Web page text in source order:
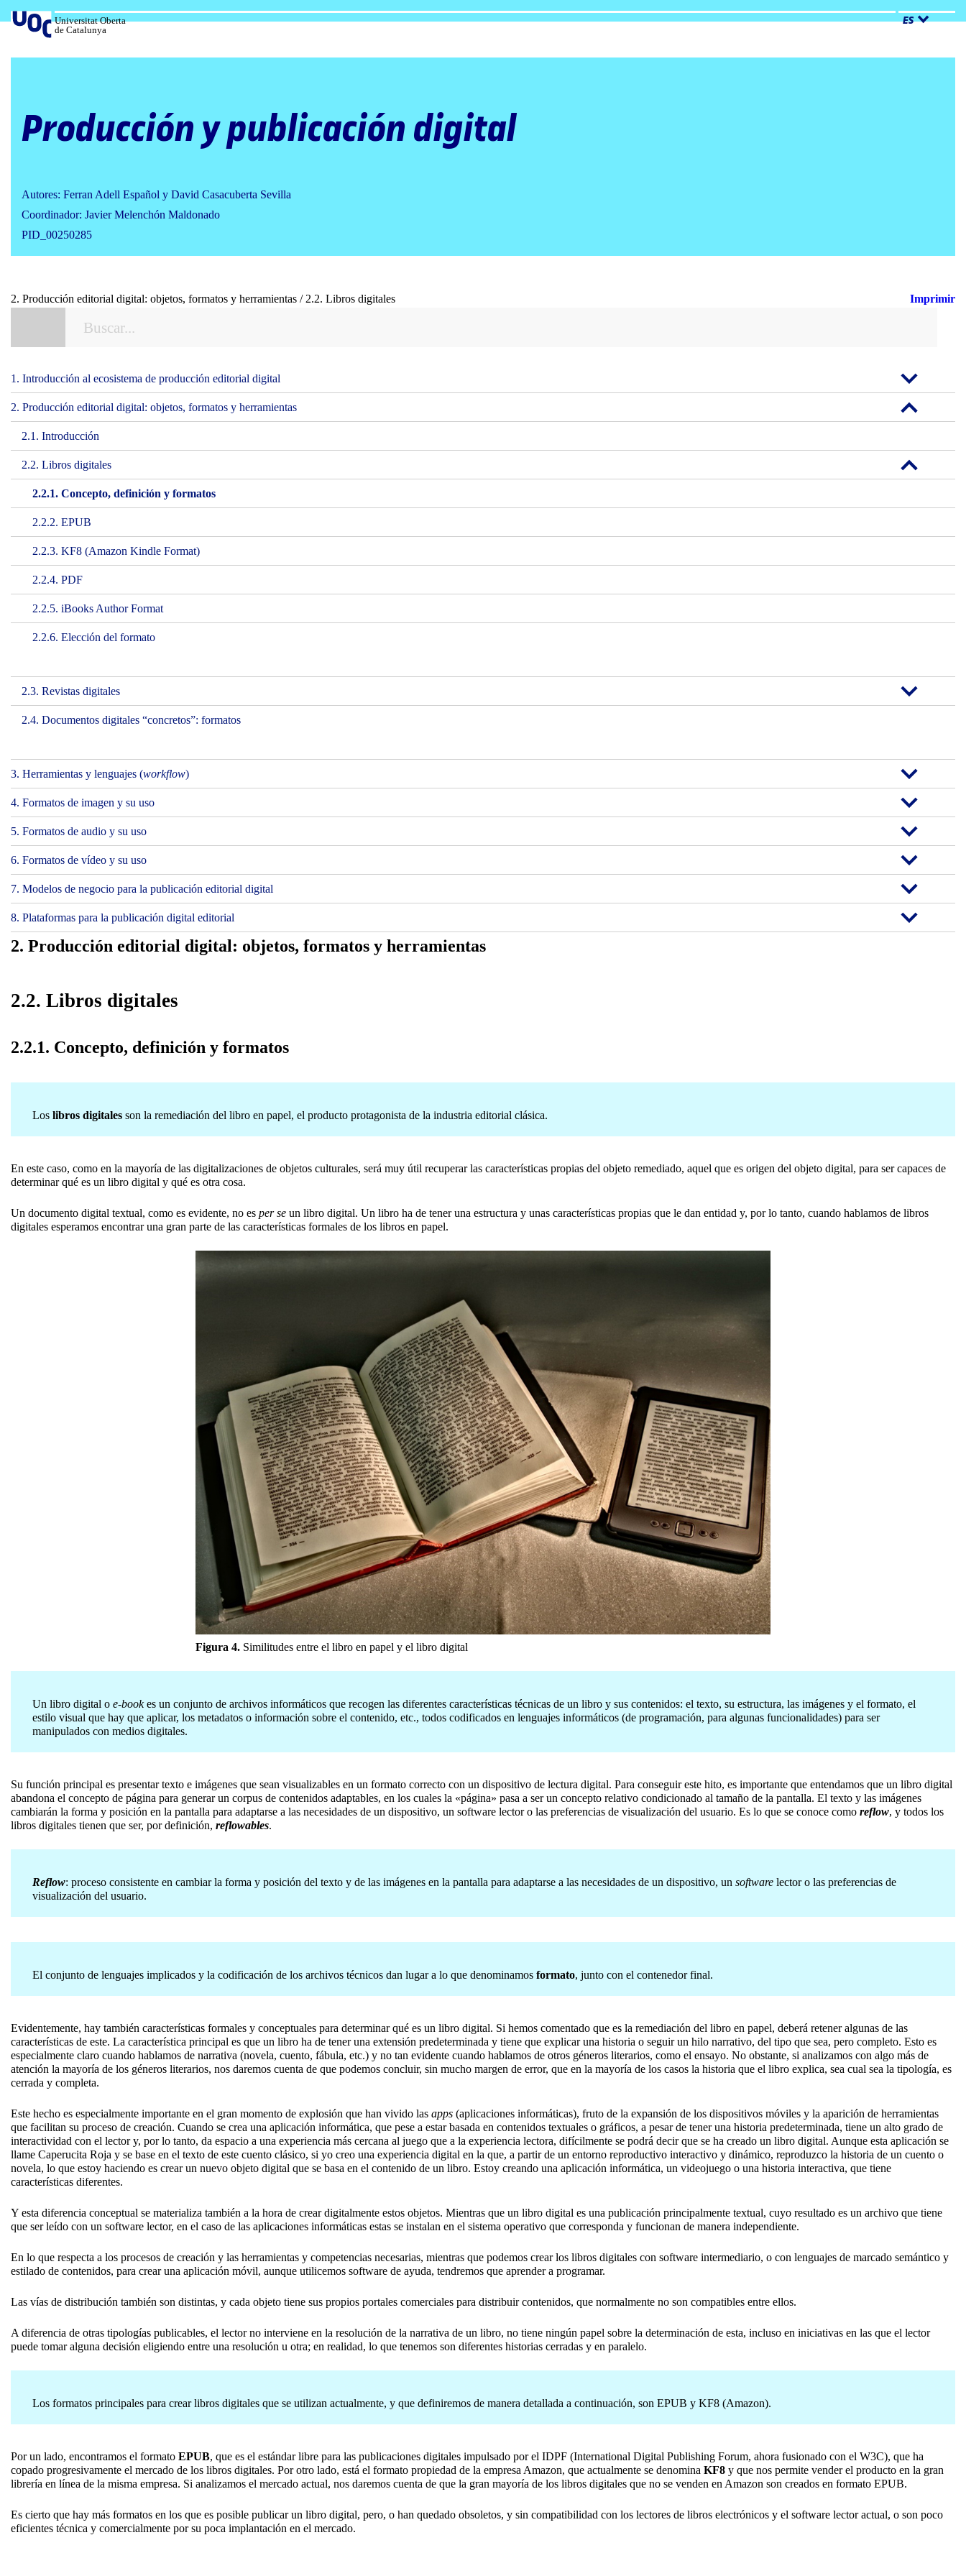
al
contenido
Universitat Oberta
de Catalunya
ES
Producción y publicación digital
Autores: Ferran Adell Español y David Casacuberta Sevilla
Coordinador: Javier Melenchón Maldonado
PID_00250285
2. Producción editorial digital: objetos, formatos y herramientas / 2.2. Libros digitales
Imprimir
1. Introducción al ecosistema de producción editorial digital
2. Producción editorial digital: objetos, formatos y herramientas
2.1. Introducción
2.2. Libros digitales
2.2.1. Concepto, definición y formatos
2.2.2. EPUB
2.2.3. KF8 (Amazon Kindle Format)
2.2.4. PDF
2.2.5. iBooks Author Format
2.2.6. Elección del formato
2.3. Revistas digitales
2.4. Documentos digitales “concretos”: formatos
3. Herramientas y lenguajes (workflow)
4. Formatos de imagen y su uso
5. Formatos de audio y su uso
6. Formatos de vídeo y su uso
7. Modelos de negocio para la publicación editorial digital
8. Plataformas para la publicación digital editorial
2. Producción editorial digital: objetos, formatos y herramientas
2.2. Libros digitales
2.2.1. Concepto, definición y formatos
Los libros digitales son la remediación del libro en papel, el producto protagonista de la industria editorial clásica.
En este caso, como en la mayoría de las digitalizaciones de objetos culturales, será muy útil recuperar las características propias del objeto remediado, aquel que es origen del objeto digital, para ser capaces de
determinar qué es un libro digital y qué es otra cosa.
Un documento digital textual, como es evidente, no es per se un libro digital. Un libro ha de tener una estructura y unas características propias que le dan entidad y, por lo tanto, cuando hablamos de libros
digitales esperamos encontrar una gran parte de las características formales de los libros en papel.
Figura 4. Similitudes entre el libro en papel y el libro digital
Un libro digital o e-bookes un conjunto de archivos informáticos que recogen las diferentes características técnicas de un libro y sus contenidos: el texto, su estructura, las imágenes y el formato, el
estilo visual que hay que aplicar, los metadatos o información sobre el contenido, etc., todos codificados en lenguajes informáticos (de programación, para algunas funcionalidades) para ser
manipulados con medios digitales.
Su función principal es presentar texto e imágenes que sean visualizables en un formato correcto con un dispositivo de lectura digital. Para conseguir este hito, es importante que entendamos que un libro digital
abandona el concepto de página para generar un corpus de contenidos adaptables, en los cuales la «página» pasa a ser un concepto relativo condicionado al tamaño de la pantalla. El texto y las imágenes
cambiarán la forma y posición en la pantalla para adaptarse a las necesidades de un dispositivo, un software lector o las preferencias de visualización del usuario. Es lo que se conoce como reflow, y todos los
libros digitales tienen que ser, por definición, reflowables.
Reflow: proceso consistente en cambiar la forma y posición del texto y de las imágenes en la pantalla para adaptarse a las necesidades de un dispositivo, un software lector o las preferencias de
visualización del usuario.
El conjunto de lenguajes implicados y la codificación de los archivos técnicos dan lugar a lo que denominamos formato, junto con el contenedor final.
Evidentemente, hay también características formales y conceptuales para determinar qué es un libro digital. Si hemos comentado que es la remediación del libro en papel, deberá retener algunas de las
características de este. La característica principal es que un libro ha de tener una extensión predeterminada y tiene que explicar una historia o seguir un hilo narrativo, del tipo que sea, pero completo. Esto es
especialmente claro cuando hablamos de narrativa (novela, cuento, fábula, etc.) y no tan evidente cuando hablamos de otros géneros literarios, como el ensayo. No obstante, si analizamos con algo más de
atención la mayoría de los géneros literarios, nos daremos cuenta de que podemos concluir, sin mucho margen de error, que en la mayoría de los casos la historia que el libro explica, sea cual sea la tipología, es
cerrada y completa.
Este hecho es especialmente importante en el gran momento de explosión que han vivido las apps (aplicaciones informáticas), fruto de la expansión de los dispositivos móviles y la aparición de herramientas
que facilitan su proceso de creación. Cuando se crea una aplicación informática, que pese a estar basada en contenidos textuales o gráficos, a pesar de tener una historia predeterminada, tiene un alto grado de
interactividad con el lector y, por lo tanto, da espacio a una experiencia más cercana al juego que a la experiencia lectora, difícilmente se podrá decir que se ha creado un libro digital. Aunque esta aplicación se
llame Caperucita Roja y se base en el texto de este cuento clásico, si yo creo una experiencia digital en la que, a partir de un entorno reproductivo interactivo y dinámico, reproduzco la historia de un cuento o
novela, lo que estoy haciendo es crear un nuevo objeto digital que se basa en el contenido de un libro. Estoy creando una aplicación informática, un videojuego o una historia interactiva, que tiene
características diferentes.
Y esta diferencia conceptual se materializa también a la hora de crear digitalmente estos objetos. Mientras que un libro digital es una publicación principalmente textual, cuyo resultado es un archivo que tiene
que ser leído con un software lector, en el caso de las aplicaciones informáticas estas se instalan en el sistema operativo que corresponda y funcionan de manera independiente.
En lo que respecta a los procesos de creación y las herramientas y competencias necesarias, mientras que podemos crear los libros digitales con software intermediario, o con lenguajes de marcado semántico y
estilado de contenidos, para crear una aplicación móvil, aunque utilicemos software de ayuda, tendremos que aprender a programar.
Las vías de distribución también son distintas, y cada objeto tiene sus propios portales comerciales para distribuir contenidos, que normalmente no son compatibles entre ellos.
A diferencia de otras tipologías publicables, el lector no interviene en la resolución de la narrativa de un libro, no tiene ningún papel sobre la determinación de esta, incluso en iniciativas en las que el lector
puede tomar alguna decisión eligiendo entre una resolución u otra; en realidad, lo que tenemos son diferentes historias cerradas y en paralelo.
Los formatos principales para crear libros digitales que se utilizan actualmente, y que definiremos de manera detallada a continuación, son EPUB y KF8 (Amazon).
Por un lado, encontramos el formato EPUB, que es el estándar libre para las publicaciones digitales impulsado por el IDPF (International Digital Publishing Forum, ahora fusionado con el W3C), que ha
copado progresivamente el mercado de los libros digitales. Por otro lado, está el formato propiedad de la empresa Amazon, que actualmente se denomina KF8 y que nos permite vender el producto en la gran
librería en línea de la misma empresa. Si analizamos el mercado actual, nos daremos cuenta de que la gran mayoría de los libros digitales que no se venden en Amazon son creados en formato EPUB.
Es cierto que hay más formatos en los que es posible publicar un libro digital, pero, o han quedado obsoletos, y sin compatibilidad con los lectores de libros electrónicos y el software lector actual, o son poco
eficientes técnica y comercialmente por su poca implantación en el mercado.